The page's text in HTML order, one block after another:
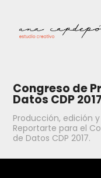
Congreso de
Datos CDP 2017
Producción, edición
Reportarte para el
de Datos CDP 2017.